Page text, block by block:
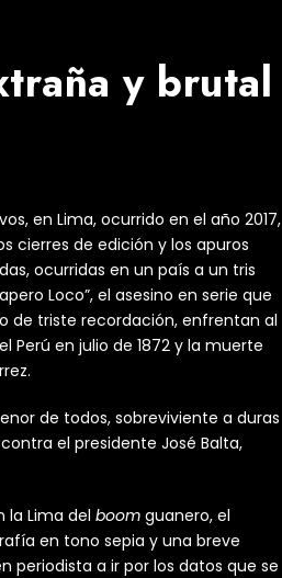
y brutal
en Lima, ocurrido en el año 2017,
cierres de edición y los apuros
ocurridas en un país a un tris
Loco”, el asesino en serie que
de triste recordación, enfrentan al
Perú en julio de 1872 y la muerte
de todos, sobreviviente a duras
el presidente José Balta,
la Lima del boom guanero, el
en tono sepia y una breve
periodista a ir por los datos que se